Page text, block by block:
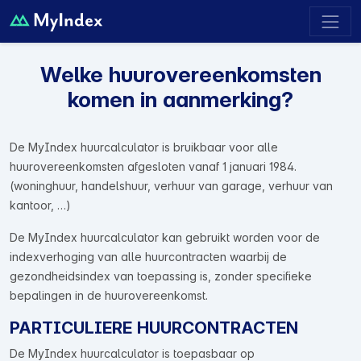
Welke huurovereenkomsten
komen in aanmerking?
De MyIndex huurcalculator is bruikbaar voor alle
huurovereenkomsten afgesloten vanaf 1 januari 1984.
(woninghuur, handelshuur, verhuur van garage, verhuur van
kantoor, …)
De MyIndex huurcalculator kan gebruikt worden voor de
indexverhoging van alle huurcontracten waarbij de
gezondheidsindex van toepassing is, zonder specifieke
bepalingen in de huurovereenkomst.
PARTICULIERE HUURCONTRACTEN
De MyIndex huurcalculator is toepasbaar op